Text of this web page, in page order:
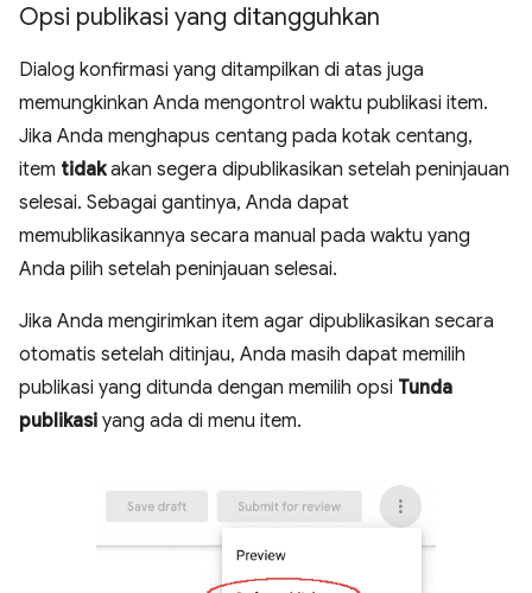
Opsi publikasi yang ditangguhkan
Dialog konfirmasi yang ditampilkan di atas juga
memungkinkan Anda mengontrol waktu publikasi item.
Jika Anda menghapus centang pada kotak centang,
item tidakakan segera dipublikasikan setelah peninjauan
selesai. Sebagai gantinya, Anda dapat
memublikasikannya secara manual pada waktu yang
Anda pilih setelah peninjauan selesai.
Jika Anda mengirimkan item agar dipublikasikan secara
otomatis setelah ditinjau, Anda masih dapat memilih
publikasi yang ditunda dengan memilih opsi Tunda
publikasi yang ada di menu item.